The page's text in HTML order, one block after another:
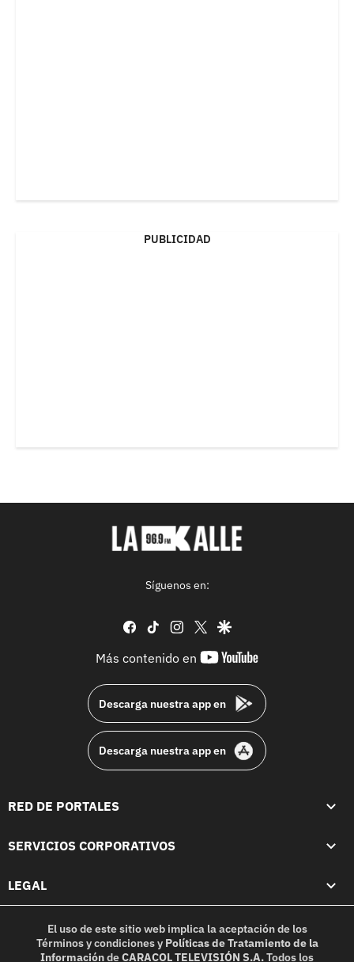
PUBLICIDAD
Síguenos en:
facebook
tiktok instagram
twittergoogle
Más contenido en
youtube-
Descarga nuestra app en
Descarga nuestra app en
RED DE PORTALES
SERVICIOS CORPORATIVOS
LEGAL
El uso de este sitio web implica la aceptación de los
Términos y condicionesy Políticas de Tratamiento de la
InformacióndeCARACOL TELEVISIÓN S.A.Todos los